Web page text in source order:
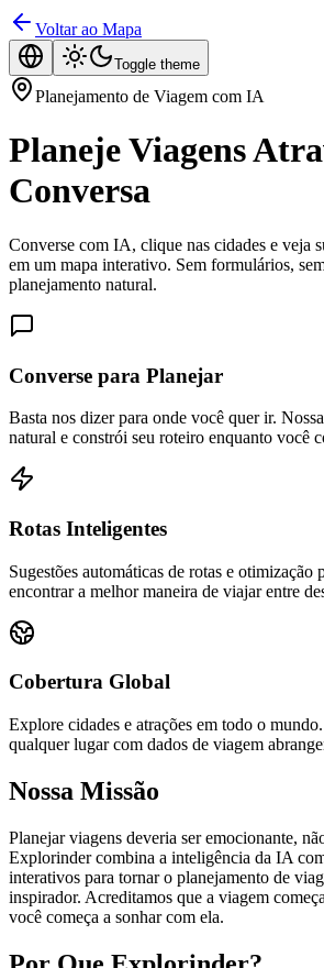
Voltar ao Mapa
Toggle theme
Planejamento de Viagem com IA
Planeje Viagens
Conversa
Converse com IA, clique nas cidades e veja
em um mapa interativo. Sem formulários,
planejamento natural.
Converse para Planejar
Basta nos dizer para onde você quer ir.
natural e constrói seu roteiro enquanto você
Rotas Inteligentes
Sugestões automáticas de rotas e otimização
encontrar a melhor maneira de viajar entre
Cobertura Global
Explore cidades e atrações em todo o
qualquer lugar com dados de viagem
Nossa Missão
Planejar viagens deveria ser emocionante,
Explorinder combina a inteligência da IA
interativos para tornar o planejamento de
inspirador. Acreditamos que a viagem
você começa a sonhar com ela.